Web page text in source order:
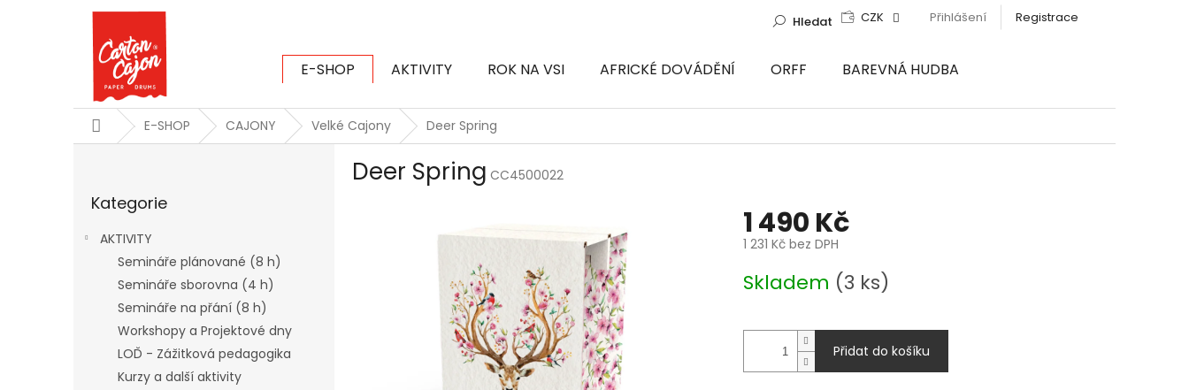
CZK Přihlášení Registrace
Hledat
E-SHOP AKTIVITY ROK NA VSI AFRICKÉ DOVÁDĚNÍ ORFF
BAREVNÁ HUDBA
DomůE-SHOP CAJONY Velké Cajony Deer Spring
kategorie
Kategorie
AKTIVITY
Semináře plánované (8 h)
Semináře sborovna (4 h)
Semináře na přání (8 h)
Workshopy a Projektové dny
LOĎ - Zážitková pedagogika
Kurzy a další aktivity
Deer Spring CC4500022
1 490 Kč
1 231 Kč bez DPH
cena:
Skladem (3 ks)
Přidat do košíku